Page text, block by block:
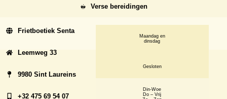
Verse bereidingen
Frietboetiek Senta
Leemweg 33
9980 Sint Laureins
+32 475 69 54 07
Maandag en
dinsdag
Gesloten
Din-Woe
Do – Vrij